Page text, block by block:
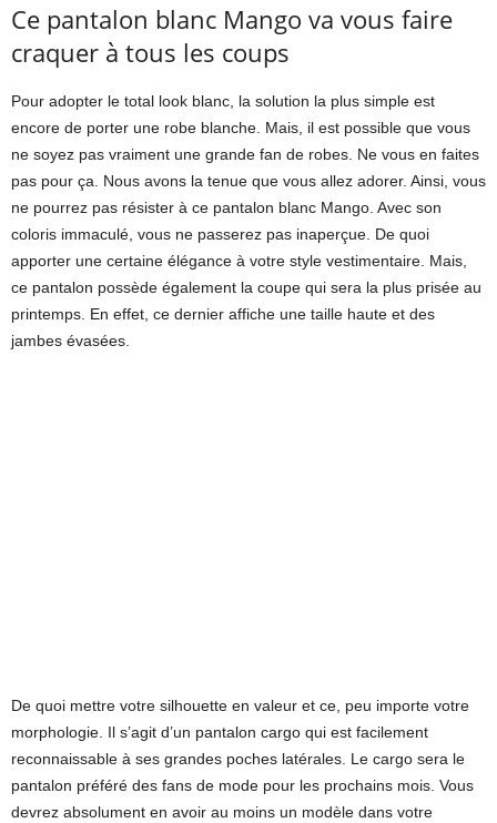
Ce pantalon blanc Mango va vous faire
craquer à tous les coups
Pour adopter le total look blanc, la solution la plus simple est
encore de porter une robe blanche. Mais, il est possible que vous
ne soyez pas vraiment une grande fan de robes. Ne vous en faites
pas pour ça. Nous avons la tenue que vous allez adorer. Ainsi, vous
ne pourrez pas résister à ce pantalon blanc Mango. Avec son
coloris immaculé, vous ne passerez pas inaperçue. De quoi
apporter une certaine élégance à votre style vestimentaire. Mais,
ce pantalon possède également la coupe qui sera la plus prisée au
printemps. En effet, ce dernier affiche une taille haute et des
jambes évasées.
De quoi mettre votre silhouette en valeur et ce, peu importe votre
morphologie. Il s’agit d’un pantalon cargo qui est facilement
reconnaissable à ses grandes poches latérales. Le cargo sera le
pantalon préféré des fans de mode pour les prochains mois. Vous
devrez absolument en avoir au moins un modèle dans votre